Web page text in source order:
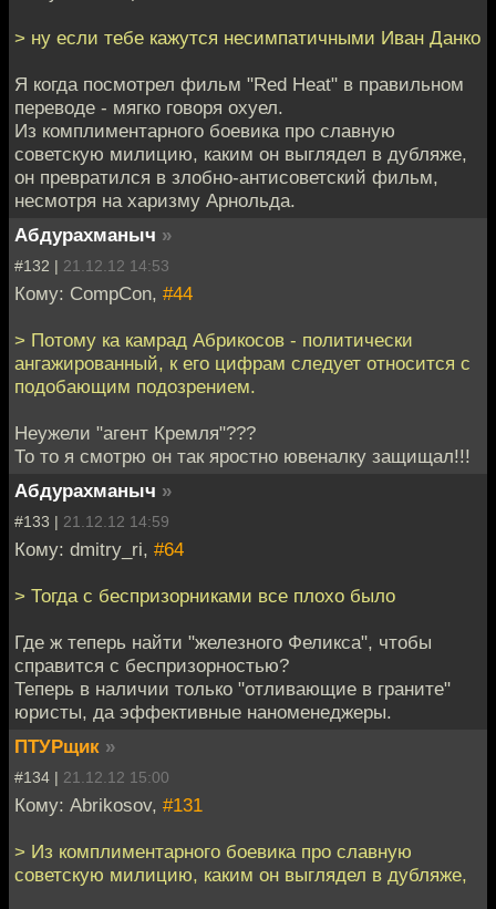
> ну если тебе кажутся несимпатичными Иван Данко
Я когда посмотрел фильм "Red Heat" в правильном
переводе - мягко говоря охуел.
Из комплиментарного боевика про славную
советскую милицию, каким он выглядел в дубляже,
он превратился в злобно-антисоветский фильм,
несмотря на харизму Арнольда.
Абдурахманыч »
#132 | 21.12.12 14:53
Кому: CompCon, #44
> Потому ка камрад Абрикосов - политически
ангажированный, к его цифрам следует относится с
подобающим подозрением.
Неужели "агент Кремля"???
То то я смотрю он так яростно ювеналку защищал!!!
Абдурахманыч »
#133 | 21.12.12 14:59
Кому: dmitry_ri, #64
> Тогда с беспризорниками все плохо было
Где ж теперь найти "железного Феликса", чтобы
справится с беспризорностью?
Теперь в наличии только "отливающие в граните"
юристы, да эффективные наноменеджеры.
ПТУРщик »
#134 | 21.12.12 15:00
Кому: Abrikosov, #131
> Из комплиментарного боевика про славную
советскую милицию, каким он выглядел в дубляже,